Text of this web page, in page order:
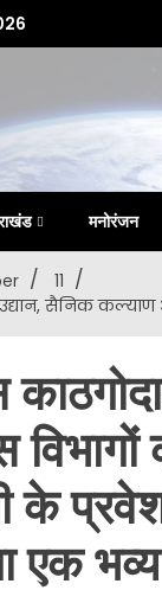
मनोरंजन
11
सैनिक कल्याण
के
एक